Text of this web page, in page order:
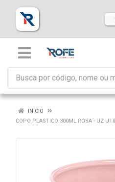
INÍCIO
COPO PLASTICO 300ML ROSA - UZ